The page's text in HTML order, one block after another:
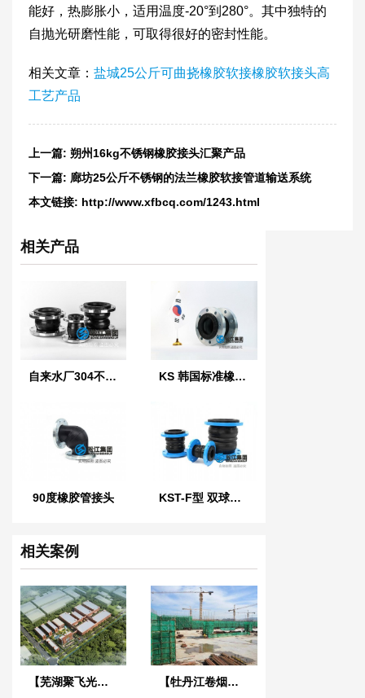
能好，热膨胀小，适用温度-20°到280°。其中独特的
自抛光研磨性能，可取得很好的密封性能。
相关文章： 盐城25公斤可曲挠橡胶软接橡胶软接头高
工艺产品
上一篇: 朔州16kg不锈钢橡胶接头汇聚产品
下一篇: 廊坊25公斤不锈钢的法兰橡胶软接管道输送系统
本文链接: http://www.xfbcq.com/1243.html
相关产品
自来水厂304不锈钢橡胶管接头 KS 韩国标准橡胶防震接头
90度橡胶管接头 KST-F型 双球体橡胶接头
相关案例
【芜湖聚飞光电项目】橡胶接头合同 【牡丹江卷烟厂冷却塔系统】橡胶接头合同